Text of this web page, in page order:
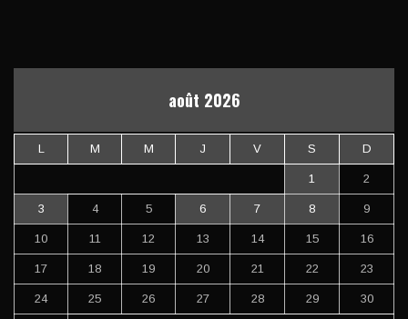
août 2026
L M M J V S D
1 2
3 4 5 6 7 8 9
10 11 12 13 14 15 16
17 18 19 20 21 22 23
24 25 26 27 28 29 30